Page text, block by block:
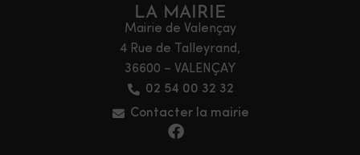
LA MAIRIE
Mairie de Valençay
4 Rue de Talleyrand,
36600 – VALENÇAY
02 54 00 32 32
Contacter la mairie